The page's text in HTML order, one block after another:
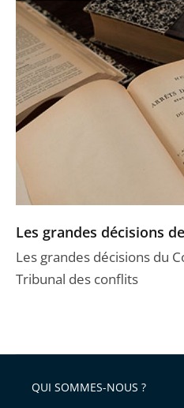
Les grandes décisions
Les grandes décisions du
Tribunal des conflits
QUI SOMMES-NOUS ?